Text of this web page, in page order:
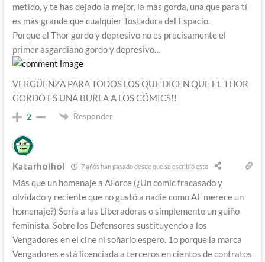
metido, y te has dejado la mejor, la más gorda, una que para tí
es más grande que cualquier Tostadora del Espacio.
Porque el Thor gordo y depresivo no es precisamente el
primer asgardiano gordo y depresivo…
VERGÜENZA PARA TODOS LOS QUE DICEN QUE EL THOR
GORDO ES UNA BURLA A LOS CÓMICS!!
2 Responder
Katarholhol 7 años han pasado desde que se escribió esto
Más que un homenaje a AForce (¿Un comic fracasado y
olvidado y reciente que no gustó a nadie como AF merece un
homenaje?) Sería a las Liberadoras o simplemente un guiño
feminista. Sobre los Defensores sustituyendo a los
Vengadores en el cine ni soñarlo espero. 1o porque la marca
Vengadores está licenciada a terceros en cientos de contratos